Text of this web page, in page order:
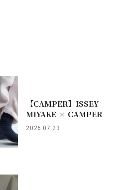
【CAMPER】ISSEY
MIYAKE × CAMPER
2026.07.23